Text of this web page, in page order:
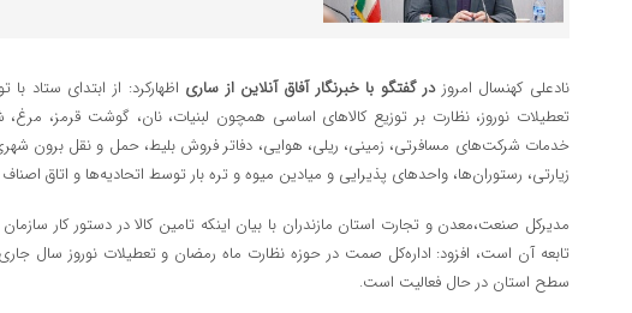
نادعلی کهنسال امروزدر گفتگو با خبرنگار آفاق آنلاین از ساری اظهارکرد: از ابتدای ستاد
تعطیلات نوروز، نظارت بر توزیع کالاهای اساسی همچون لبنیات، نان، گوشت قرمز،
خدمات شرکت‌های مسافرتی، زمینی، ریلی، هوایی، دفاتر فروش بلیط، حمل و نقل برون
زیارتی، رستوران‌ها، واحدهای پذیرایی و میادین میوه و تره بار توسط اتحادیه‌ها و اتاق
مدیرکل صنعت،معدن و تجارت استان مازندران با بیان اینکه تامین کالا در دستور کار
سطح استان در حال فعالیت است.